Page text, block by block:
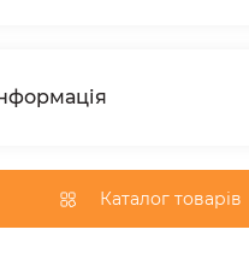
туризм
автомобілів
Каталог товарів